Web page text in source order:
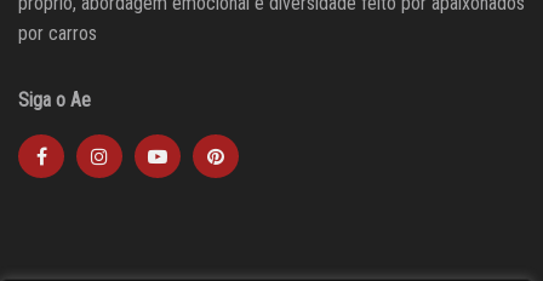
por carros
Siga o Ae